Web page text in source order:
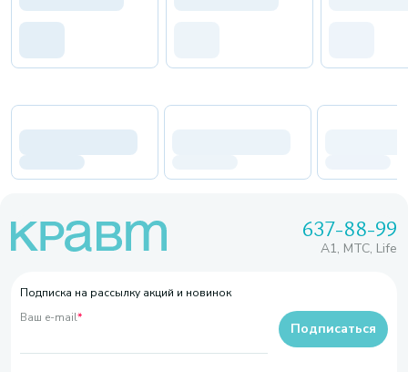
637-88-99
A1, МТС, Life
Подписка на рассылку акций и новинок
Ваш e-mail*
Подписаться